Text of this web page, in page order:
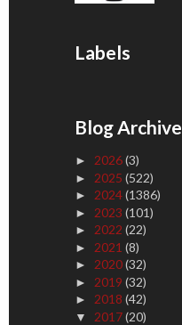
Labels
Blog Archive
► 2026(3)
► 2025 (522)
► 2024(1386)
► 2023 (101)
► 2022 (22)
► 2021 (8)
► 2020(32)
► 2019 (32)
► 2018 (42)
▼ 2017(20)